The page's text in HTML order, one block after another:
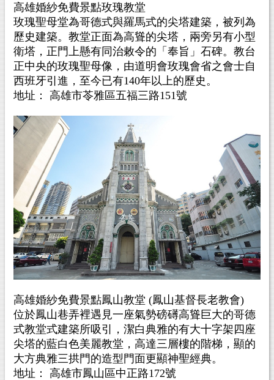
高雄婚紗免費景點玫瑰教堂
玫瑰聖母堂為哥德式與羅馬式的尖塔建築，被列為
歷史建築。教堂正面為高聳的尖塔，兩旁另有小型
衛塔，正門上懸有同治敕令的「奉旨」石碑。教台
正中央的玫瑰聖母像，由道明會玫瑰會省之會士自
西班牙引進，至今已有140年以上的歷史。
地址： 高雄市苓雅區五福三路151號
高雄婚紗免費景點鳳山教堂 (鳳山基督長老教會)
位於鳳山巷弄裡遇見一座氣勢磅礡高聳巨大的哥德
式教堂式建築所吸引，潔白典雅的有大十字架四座
尖塔的藍白色美麗教堂，高達三層樓的階梯，顯的
大方典雅三拱門的造型門面更顯神聖經典。
地址： 高雄市鳳山區中正路172號